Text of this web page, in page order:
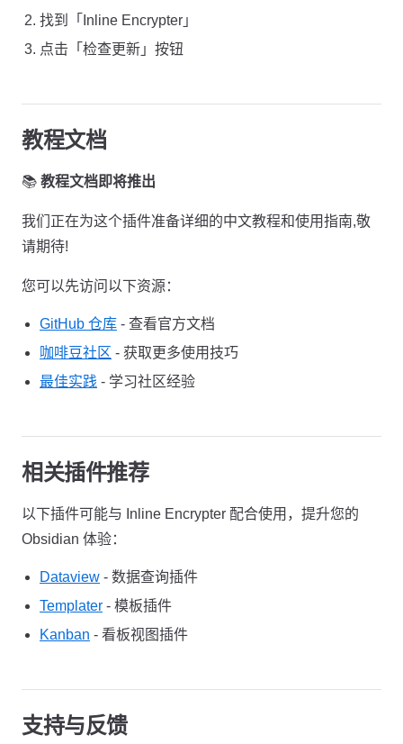
找到「Inline Encrypter」
点击「检查更新」按钮
教程文档
📚 教程文档即将推出
我们正在为这个插件准备详细的中文教程和使用指南,敬
请期待!
您可以先访问以下资源：
GitHub 仓库 - 查看官方文档
咖啡豆社区 - 获取更多使用技巧
最佳实践 - 学习社区经验
相关插件推荐
以下插件可能与 Inline Encrypter 配合使用，提升您的
Obsidian 体验：
Dataview - 数据查询插件
Templater - 模板插件
Kanban - 看板视图插件
支持与反馈